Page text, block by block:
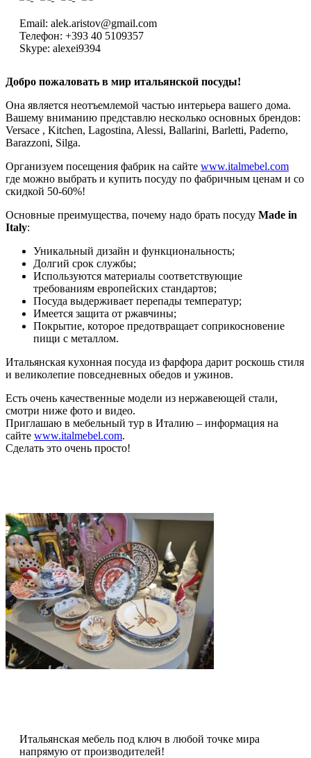
Email: alek.aristov@gmail.com
Телефон: +393 40 5109357
Skype: alexei9394
Добро пожаловать в мир итальянской посуды!
Она является неотъемлемой частью интерьера вашего дома.
Вашему вниманию представлю несколько основных брендов:
Versace , Kitchen, Lagostina, Alessi, Ballarini, Barletti, Paderno,
Barazzoni, Silga.
Организуем посещения фабрик на сайте www.italmebel.com
где можно выбрать и купить посуду по фабричным ценам и со
скидкой 50-60%!
Основные преимущества, почему надо брать посуду Made in
Italy:
Уникальный дизайн и функциональность;
Долгий срок службы;
Используются материалы соответствующие
требованиям европейских стандартов;
Посуда выдерживает перепады температур;
Имеется защита от ржавчины;
Покрытие, которое предотвращает соприкосновение
пищи с металлом.
Итальянская кухонная посуда из фарфора дарит роскошь стиля
и великолепие повседневных обедов и ужинов.
Есть очень качественные модели из нержавеющей стали,
смотри ниже фото и видео.
Приглашаю в мебельный тур в Италию – информация на
сайте www.italmebel.com.
Сделать это очень просто!
Итальянская мебель под ключ в любой точке мира
напрямую от производителей!